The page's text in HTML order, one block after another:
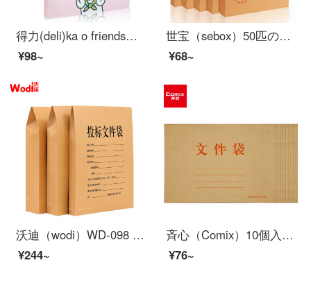
得力(deli)ka o friends学生资料册A 4/40ページのル-ズリフフォルダの答案用纸の资料を分科して袋を収纳します72506とと桃
¥98~
世宝（sebox）50匹のA 4クラフト紙の書類袋が厚い表示契約書類の資料袋オーフ用品10枚-180 gクレフバッグ
¥68~
沃迪（wodi）WD-098 Klaft紙の入札書類袋契約書類の書類袋280 G側の幅3.8 cm 2 5枚のオーフ用品のみ
¥244~
斉心（Comix）10個入り30 mm A 4純水パルプ横型クラフト紙ファイル袋/A 4資料袋AP-120オーフォス文房具
¥76~